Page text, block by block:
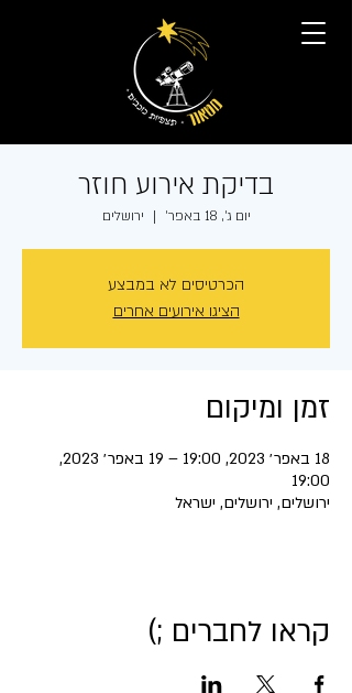
בדיקת אירוע חוזר
יום ג׳, 18 באפר׳
  |
ירושלים
הכרטיסים לא במבצע
הציגו אירועים אחרים
זמן ומיקום
18 באפר׳ 2023, 19:00 – 19 באפר׳ 2023,
19:00
ירושלים, ירושלים, ישראל
קראו לחברים ;)